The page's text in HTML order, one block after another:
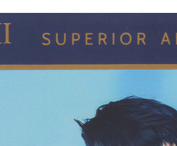
显示全部楼层 /阅读模式